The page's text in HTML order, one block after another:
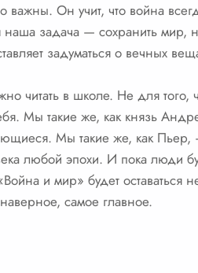
важны. Он учит, что война
задача — сохранить мир,
задуматься о вечных
читать в школе. Не для
Мы такие же, как князь
Мы такие же, как
любой эпохи. И пока люди
и мир» будет оставаться
самое главное.